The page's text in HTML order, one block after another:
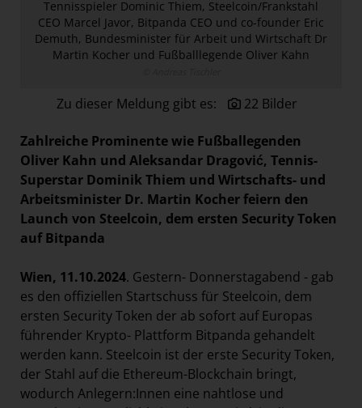
Österreichische Post AG
Paradies Garten
The Companion
The Hoxton
Unibail-Rodamco-Westfield
Vöslauer
MEDIA
KONTAKT
Tennisspieler Dominic Thiem, Steelcoin/Frankstahl
CEO Marcel Javor, Bitpanda CEO und co-founder Eric
Demuth, Bundesminister für Arbeit und Wirtschaft Dr
Martin Kocher und Fußballlegende Oliver Kahn
Zu dieser Meldung gibt es: 22 Bilder
Zahlreiche Prominente wie Fußballegenden
Oliver Kahn und Aleksandar Dragović, Tennis-
Superstar Dominik Thiem und Wirtschafts- und
Arbeitsminister Dr. Martin Kocher feiern den
Launch von Steelcoin, dem ersten Security Token
auf Bitpanda
Wien, 11.10.2024. Gestern- Donnerstagabend - gab
es den offiziellen Startschuss für Steelcoin, dem
ersten Security Token der ab sofort auf Europas
führender Krypto- Plattform Bitpanda gehandelt
werden kann. Steelcoin ist der erste Security Token,
der Stahl auf die Ethereum-Blockchain bringt,
wodurch Anlegern:Innen eine nahtlose und